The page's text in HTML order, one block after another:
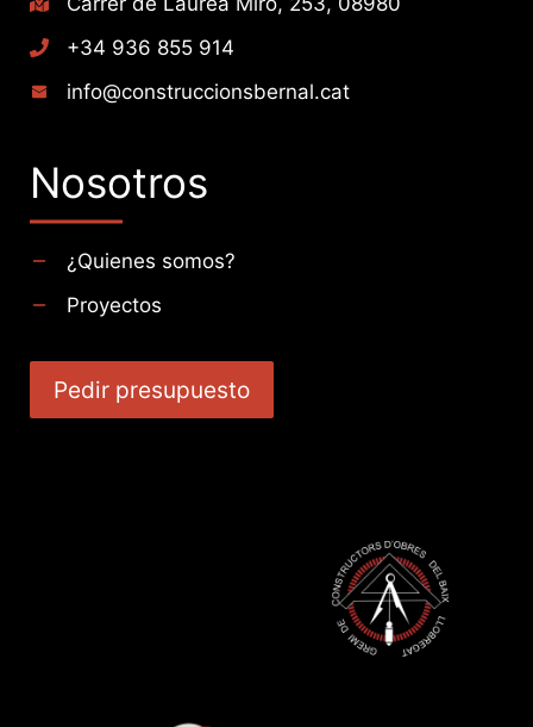
+34 936 855 914
info@construccionsbernal.cat
Nosotros
¿Quienes somos?
Proyectos
Pedir presupuesto